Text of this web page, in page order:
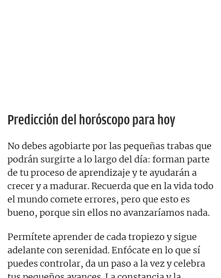
Predicción del horóscopo para hoy
No debes agobiarte por las pequeñas trabas que
podrán surgirte a lo largo del día: forman parte
de tu proceso de aprendizaje y te ayudarán a
crecer y a madurar. Recuerda que en la vida todo
el mundo comete errores, pero que esto es
bueno, porque sin ellos no avanzaríamos nada.
Permítete aprender de cada tropiezo y sigue
adelante con serenidad. Enfócate en lo que sí
puedes controlar, da un paso a la vez y celebra